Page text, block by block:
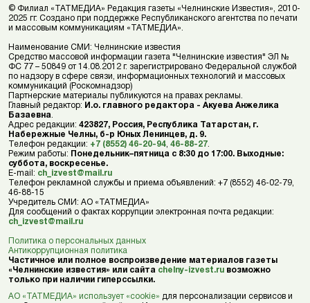
© Филиал «ТАТМЕДИА» Редакция газеты «Челнинские Известия», 2010-
2025 гг. Создано при поддержке Республиканского агентства по печати
и массовым коммуникациям «ТАТМЕДИА».
Наименование СМИ: Челнинские известия
Средство массовой информации газета "Челнинские известия" ЭЛ №
ФС 77 – 50849 от 14.08.2012 г. зарегистрировано Федеральной службой
по надзору в сфере связи, информационных технологий и массовых
коммуникаций (Роскомнадзор)
Партнерские материалы публикуются на правах рекламы.
Главный редактор: И.о. главного редактора - Акуева Анжелика
Базаевна
Адрес редакции: 423827, Россия, Республика Татарстан, г.
Набережные Челны, б-р Юных Ленинцев, д. 9.
Телефон редакции: +7 (8552) 46-20-94 46-88-27
Режим работы: Понедельник–пятница с 8:30 до 17:00. Выходные:
суббота, воскресенье.
E-mail: ch_izvest@mail.ru
Телефон рекламной службы и приема объявлений: +7 (8552) 46-02-79,
46-88-15
Учредитель СМИ: АО «ТАТМЕДИА»
Для сообщений о фактах коррупции электронная почта редакции:
ch_izvest@mail.ru
Политика о персональных данных
Антикоррупционная политика
Частичное или полное воспроизведение материалов газеты
«Челнинские известия» или сайта chelny-izvest.ru возможно
только при наличии гиперссылки.
АО «ТАТМЕДИА» использует «cookie» для персонализации сервисов и